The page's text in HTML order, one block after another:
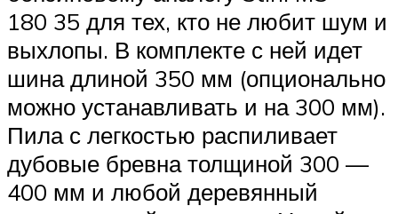
180 35 для тех, кто не любит шум и
выхлопы. В комплекте с ней идет
шина длиной 350 мм (опционально
можно устанавливать и на 300 мм).
Пила с легкостью распиливает
дубовые бревна толщиной 300 —
400 мм и любой деревянный